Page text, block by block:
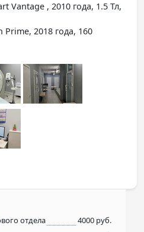
Vantage , 2010 года, 1.5 Тл,
2018 года, 160
отдела
4000 руб.